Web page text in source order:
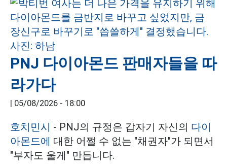
PNJ 다이아몬드 판매자들을 따
라가다
| 05/08/2026 - 18:00
호치민시 - PNJ의 규정은 갑자기 자신의 다이
아몬드에 대한 어쩔 수 없는 "채권자"가 되면서
"부자도 울게" 만듭니다.